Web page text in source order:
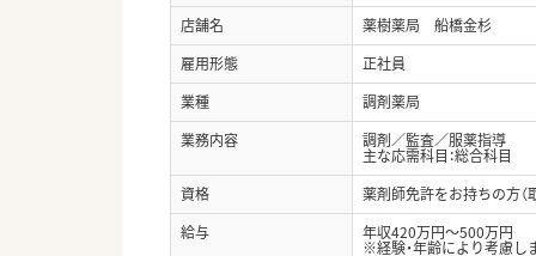
店舗名
薬樹薬局 船橋金杉
雇用形態
正社員
業種
調剤薬局
業務内容
調剤／監査／服薬指導
主な応需科目：総合科目
資格
薬剤師免許をお持ちの方（
給与
年収420万円～500万円
※経験・年齢により考慮し